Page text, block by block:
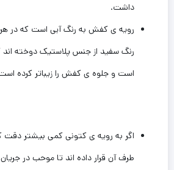
داشت.
رویه ی کفش به رنگ ‌آبی است که در
رنگ ‌سفید از جنس پلاستیک دوخته اند
است و جلوه ی کفش را زیباتر کرده
اگر به رویه ی کتونی کمی بیشتر دقت
طرف آن قرار داده اند تا موحب در